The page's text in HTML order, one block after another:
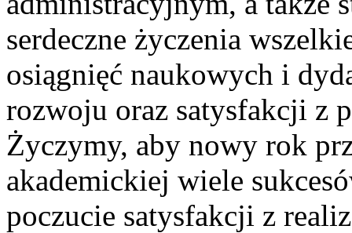
serdeczne życzenia
osiągnięć naukowych i
rozwoju oraz satysfakcji z
Życzymy, aby nowy rok
akademickiej wiele
poczucie satysfakcji z